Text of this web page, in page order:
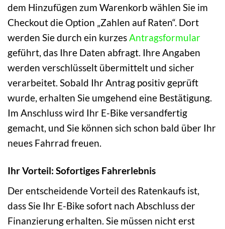
dem Hinzufügen zum Warenkorb wählen Sie im
Checkout die Option „Zahlen auf Raten“. Dort
werden Sie durch ein kurzesAntragsformular
geführt, das Ihre Daten abfragt. Ihre Angaben
werden verschlüsselt übermittelt und sicher
verarbeitet. Sobald Ihr Antrag positiv geprüft
wurde, erhalten Sie umgehend eine Bestätigung.
Im Anschluss wird Ihr E-Bike versandfertig
gemacht, und Sie können sich schon bald über Ihr
neues Fahrrad freuen.
Ihr Vorteil: Sofortiges Fahrerlebnis
Der entscheidende Vorteil des Ratenkaufs ist,
dass Sie Ihr E-Bike sofort nach Abschluss der
Finanzierung erhalten. Sie müssen nicht erst